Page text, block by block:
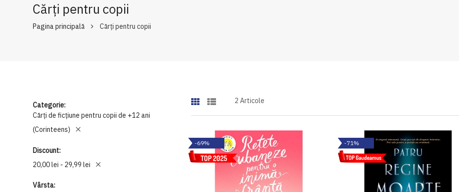
Cărți pentru copii
Pagina principală Cărți pentru copii
Categorie
Cărți de ficțiune pentru copii de +12 ani
(Corinteens)
Discount
20,00 lei - 29,99 lei
Vârsta
2 Articole
-69% -71%